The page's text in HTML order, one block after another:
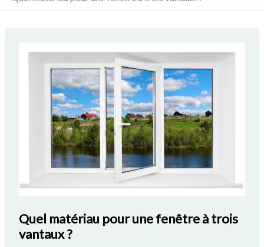
Quel matériau pour une fenêtre à trois
vantaux ?